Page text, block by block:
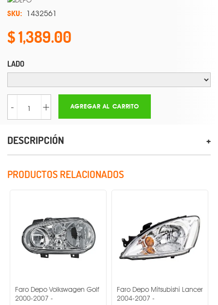
SKU: 1432561
1,389.00
LADO
- + AGREGAR AL CARRITO
DESCRIPCIÓN
PRODUCTOS RELACIONADOS
Depo Volkswagen Golf
2007 -
Faro Depo Mitsubishi Lancer
2004-2007 -
Faro